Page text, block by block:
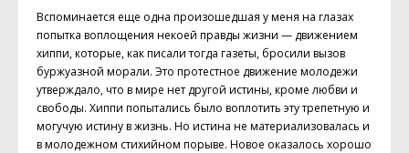
Вспоминается еще одна произошедшая у меня на глазах
попытка воплощения некоей правды жизни — движением
хиппи, которые, как писали тогда газеты, бросили вызов
буржуазной морали. Это протестное движение молодежи
утверждало, что в мире нет другой истины, кроме любви и
свободы. Хиппи попытались было воплотить эту трепетную и
могучую истину в жизнь. Но истина не материализовалась и
в молодежном стихийном порыве. Новое оказалось хорошо